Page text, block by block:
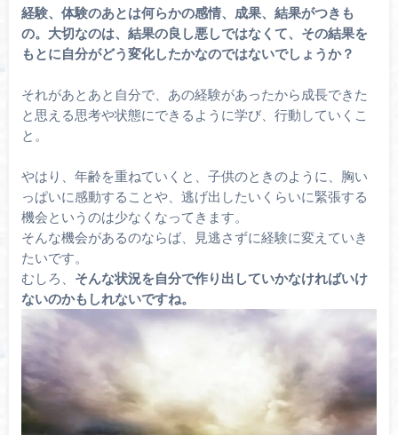
経験、体験のあとは何らかの感情、成果、結果がつきも
の。大切なのは、結果の良し悪しではなくて、その結果を
もとに自分がどう変化したかなのではないでしょうか？
それがあとあと自分で、あの経験があったから成長できた
と思える思考や状態にできるように学び、行動していくこ
と。
やはり、年齢を重ねていくと、子供のときのように、胸い
っぱいに感動することや、逃げ出したいくらいに緊張する
機会というのは少なくなってきます。
そんな機会があるのならば、見逃さずに経験に変えていき
たいです。
むしろ、 そんな状況を自分で作り出していかなければいけ
ないのかもしれないですね。